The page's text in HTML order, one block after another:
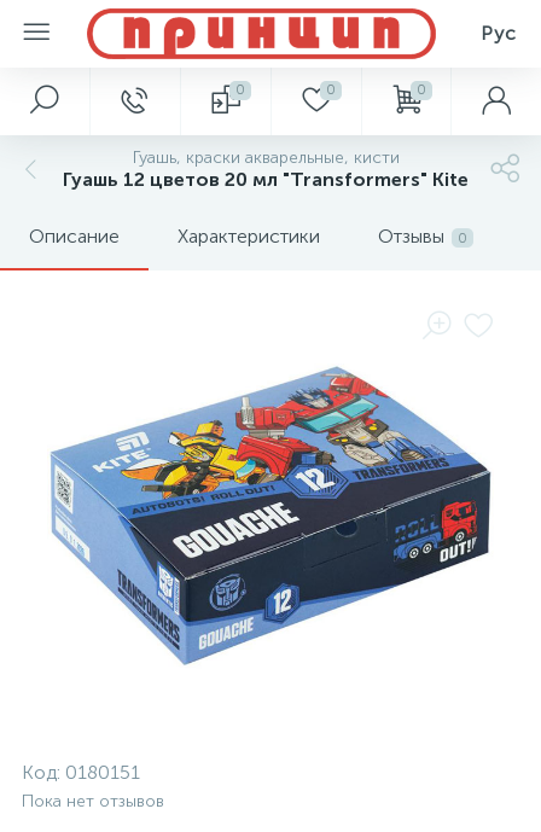
Рус
0 0 0
Гуашь, краски акварельные, кисти
Гуашь 12 цветов 20 мл "Transformers" Kite
Описание Характеристики Отзывы 0
Код: 0180151
Пока нет отзывов